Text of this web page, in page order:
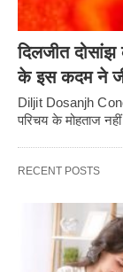
दिलजीत
के इस कदम ने
Diljit Dosanjh
परिचय के मोहताज
RECENT POSTS